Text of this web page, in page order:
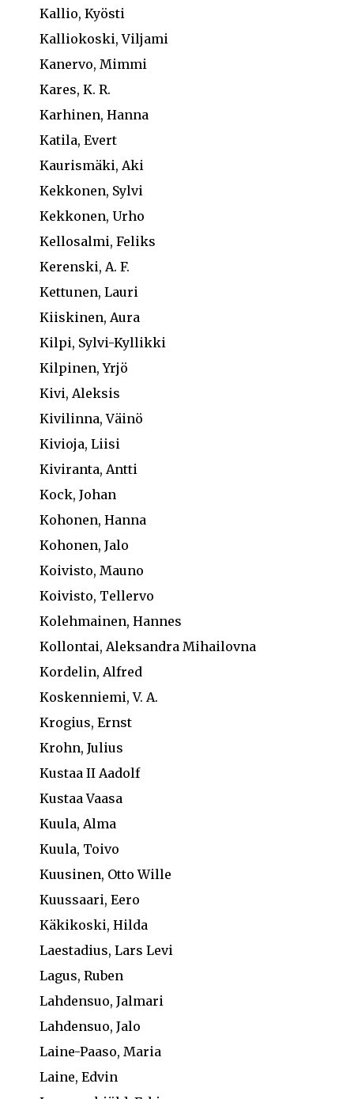
Kallio, Kyösti
Kalliokoski, Viljami
Kanervo, Mimmi
Kares, K. R.
Karhinen, Hanna
Katila, Evert
Kaurismäki, Aki
Kekkonen, Sylvi
Kekkonen, Urho
Kellosalmi, Feliks
Kerenski, A. F.
Kettunen, Lauri
Kiiskinen, Aura
Kilpi, Sylvi-Kyllikki
Kilpinen, Yrjö
Kivi, Aleksis
Kivilinna, Väinö
Kivioja, Liisi
Kiviranta, Antti
Kock, Johan
Kohonen, Hanna
Kohonen, Jalo
Koivisto, Mauno
Koivisto, Tellervo
Kolehmainen, Hannes
Kollontai, Aleksandra Mihailovna
Kordelin, Alfred
Koskenniemi, V. A.
Krogius, Ernst
Krohn, Julius
Kustaa II Aadolf
Kustaa Vaasa
Kuula, Alma
Kuula, Toivo
Kuusinen, Otto Wille
Kuussaari, Eero
Käkikoski, Hilda
Laestadius, Lars Levi
Lagus, Ruben
Lahdensuo, Jalmari
Lahdensuo, Jalo
Laine-Paaso, Maria
Laine, Edvin